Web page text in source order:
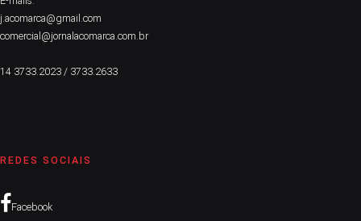
j.acomarca@gmail.com
comercial@jornalacomarca.com.br
14 3733.2023 / 3733.2633
REDES SOCIAIS
Facebook